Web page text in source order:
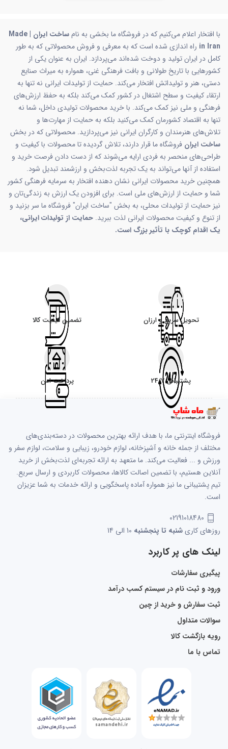
با افتخار اعلام می‌کنیم که در فروشگاه ما بخشی به نام
ساخت ایران | Made
in Iran راه اندازی شده است که به معرفی و فروش محصولاتی که به طور
کامل در ایران تولید و دوخت شده‌اند می‌پردازد. ایران به عنوان یکی از
کشورهایی با تاریخ طولانی و بافت فرهنگی غنی، همواره به میراث صنایع
دستی، هنر و تولیداتش افتخار می‌کند. حمایت از تولیدات ایرانی نه تنها به
ارتقاء کیفیت و سطح اشتغال در کشور کمک می‌کند بلکه به حفظ ارزش‌های
فرهنگی و ملی نیز کمک می‌کند. با خرید محصولات تولیدی داخل، شما نه
تنها به اقتصاد کشورمان کمک می‌کنید بلکه به حمایت از مهارت‌ها و
تلاش‌های هنرمندان و کارگران ایرانی نیز می‌پردازید. محصولاتی که در بخش
ساخت ایران فروشگاه ما قرار دارند، تلاش گردیده تا محصولات با کیفیت و
طراحی‌های منحصر به فردی ارایه می‌شوند که از دست دادن فرصت خرید و
استفاده از آنها می‌تواند به یک تجربه لذت‌بخش و ارزشمند تبدیل شود.
همچنین خرید محصولات ایرانی نشان دهنده افتخار به سرمایه فرهنگی کشور
شما و حمایت از ارزش‌های ملی است. برای افزودن یک ارزش به زندگی‌تان و
نیز حمایت از تولیدات محلی، به بخش "ساخت ایران" فروشگاه ما سر بزنید و
از تنوع و کیفیت محصولات ایرانی لذت ببرید. حمایت از تولیدات ایرانی،
یک اقدام کوچک با تأثیر بزرگ است.
تحویل سریع و ارزان تضمین کیفیت کالا
پشتیبانی 24/7 پرداخت امن
فروشگاه اینترنتی ما، با هدف ارائه بهترین محصولات در دسته‌بندی‌های
مختلف از جمله خانه و آشپزخانه، لوازم خودرو، زیبایی و سلامت، لوازم سفر و
ورزش و ... فعالیت می‌کند. ما متعهد به ارائه تجربه‌ای لذت‌بخش از خرید
آنلاین هستیم، با تضمین اصالت کالاها، محصولات کاربردی و ارسال سریع.
تیم پشتیبانی ما نیز همواره آماده پاسخگویی و ارائه خدمات به شما عزیزان
است.
02191018480
روزهای کاریشنبه تا پنجشنبه
لینک های پر کاربرد
پیگیری سفارشات
ورود و ثبت نام در سیستم کسب درآمد
ثبت سفارش و خرید از چین
سوالات متداول
رویه بازگشت کالا
تماس با ما